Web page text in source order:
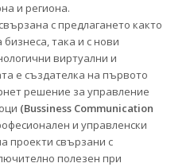
и региона.
с предлагането както
така и с нови
виртуални и
е създателка на първото
решение за управление
(Bussiness Communication
и управленски
проекти свързани с
полезен при